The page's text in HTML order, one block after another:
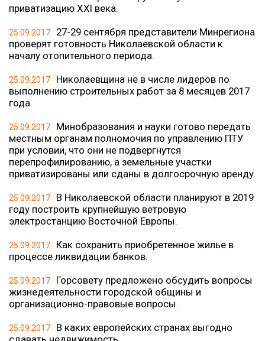
приватизацию ХХІ века.
25.09.2017
27-29 сентября представители Минрегиона
проверят готовность Николаевской области к
началу отопительного периода.
25.09.2017
Николаевщина не в числе лидеров по
выполнению строительных работ за 8 месяцев 2017
года.
25.09.2017
Минобразования и науки готово передать
местным органам полномочия по управлению ПТУ
при условии, что они не подвергнутся
перепрофилированию, а земельные участки
приватизированы или сданы в долгосрочную аренду.
25.09.2017
В Николаевской области планируют в 2019
году построить крупнейшую ветровую
электростанцию Восточной Европы.
25.09.2017
Как сохранить приобретенное жилье в
процессе ликвидации банков.
25.09.2017
Горсовету предложено обсудить вопросы
жизнедеятельности городской общины и
организационно-правовые вопросы.
25.09.2017
В каких европейских странах выгодно